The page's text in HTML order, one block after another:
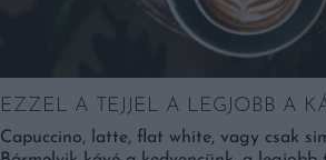
EZZEL A TEJJEL A LEGJOBB A
Capuccino, latte, flat white, vagy csak